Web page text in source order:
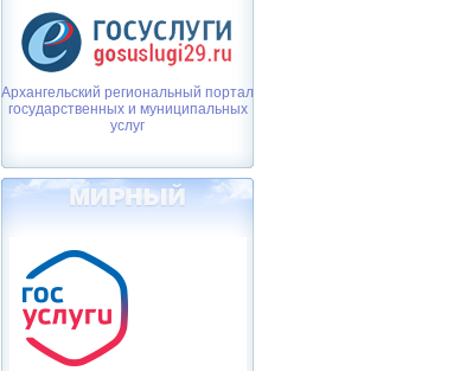
Архангельский региональный портал
государственных и муниципальных
услуг